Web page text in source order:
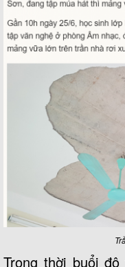
Trong thời buổi